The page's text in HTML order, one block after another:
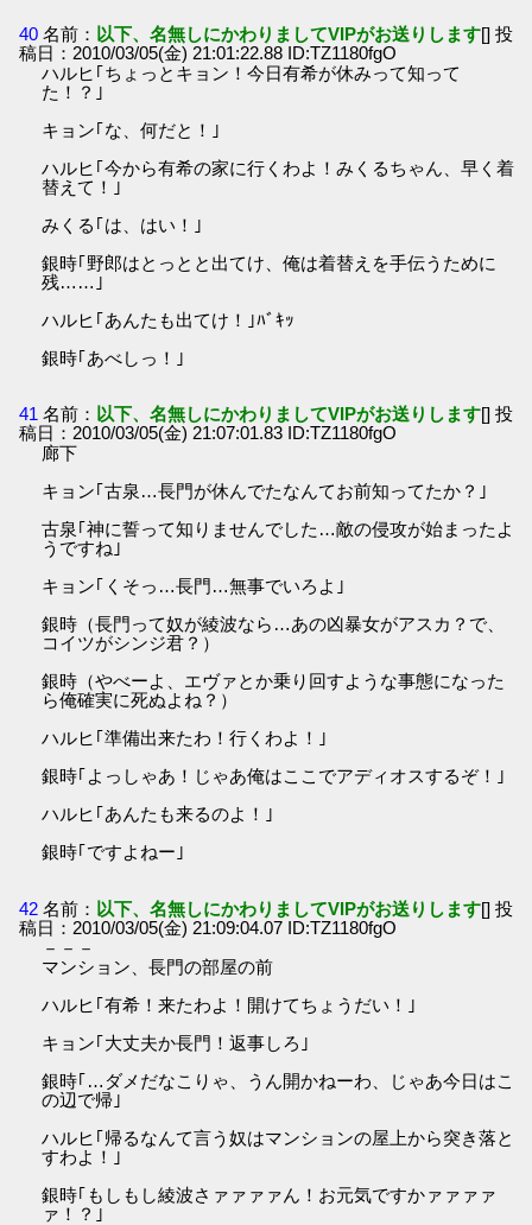
40 名前： 以下、名無しにかわりましてVIPがお送りします[] 投
稿日：2010/03/05(金) 21:01:22.88 ID:TZ1180fgO
ハルヒ｢ちょっとキョン！今日有希が休みって知って
た！？｣
キョン｢な、何だと！｣
ハルヒ｢今から有希の家に行くわよ！みくるちゃん、早く着
替えて！｣
みくる｢は、はい！｣
銀時｢野郎はとっとと出てけ、俺は着替えを手伝うために
残……｣
ハルヒ｢あんたも出てけ！｣ﾊﾞｷｯ
銀時｢あべしっ！｣
41 名前： 以下、名無しにかわりましてVIPがお送りします[] 投
稿日：2010/03/05(金) 21:07:01.83 ID:TZ1180fgO
廊下
キョン｢古泉…長門が休んでたなんてお前知ってたか？｣
古泉｢神に誓って知りませんでした…敵の侵攻が始まったよ
うですね｣
キョン｢くそっ…長門…無事でいろよ｣
銀時（長門って奴が綾波なら…あの凶暴女がアスカ？で、
コイツがシンジ君？）
銀時（やべーよ、エヴァとか乗り回すような事態になった
ら俺確実に死ぬよね？）
ハルヒ｢準備出来たわ！行くわよ！｣
銀時｢よっしゃあ！じゃあ俺はここでアディオスするぞ！｣
ハルヒ｢あんたも来るのよ！｣
銀時｢ですよねー｣
42 名前： 以下、名無しにかわりましてVIPがお送りします[] 投
稿日：2010/03/05(金) 21:09:04.07 ID:TZ1180fgO
－－－
マンション、長門の部屋の前
ハルヒ｢有希！来たわよ！開けてちょうだい！｣
キョン｢大丈夫か長門！返事しろ｣
銀時｢…ダメだなこりゃ、うん開かねーわ、じゃあ今日はこ
の辺で帰｣
ハルヒ｢帰るなんて言う奴はマンションの屋上から突き落と
すわよ！｣
銀時｢もしもし綾波さァァァァん！お元気ですかァァァァ
ァ！？｣